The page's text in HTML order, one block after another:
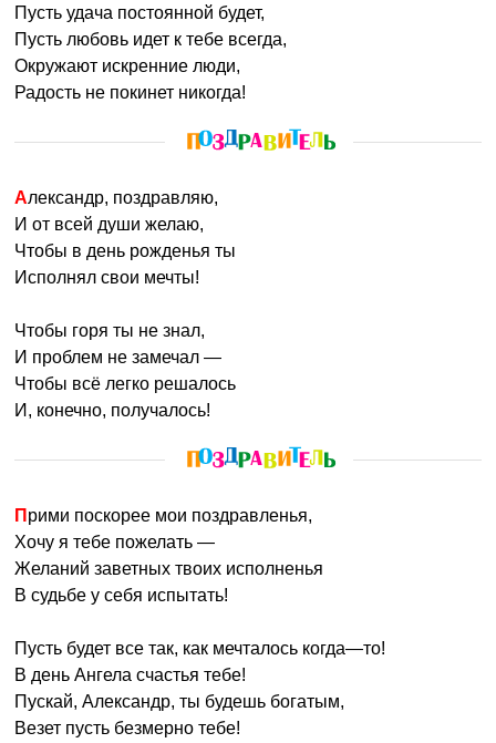
Пусть удача постоянной будет,
Пусть любовь идет к тебе всегда,
Окружают искренние люди,
Радость не покинет никогда!
Александр, поздравляю,
И от всей души желаю,
Чтобы в день рожденья ты
Исполнял свои мечты!
Чтобы горя ты не знал,
И проблем не замечал —
Чтобы всё легко решалось
И, конечно, получалось!
Прими поскорее мои поздравленья,
Хочу я тебе пожелать —
Желаний заветных твоих исполненья
В судьбе у себя испытать!
Пусть будет все так, как мечталось когда—то!
В день Ангела счастья тебе!
Пускай, Александр, ты будешь богатым,
Везет пусть безмерно тебе!